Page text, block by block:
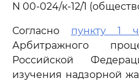
N 00-024/к-12/1
Согласно пункту 1
Арбитражного
Российской
изучения надзорной